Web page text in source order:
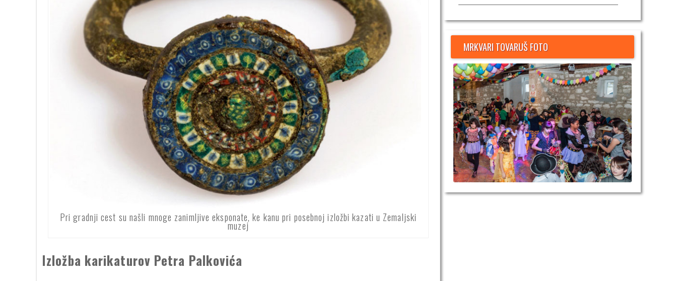
Pri gradnji cest su našli mnoge zanimljive eksponate, ke kanu pri posebnoj izložbi kazati u Zemaljski
muzej
Izložba karikaturov Petra Palkovića
MRKVARI TOVARUŠ FOTO